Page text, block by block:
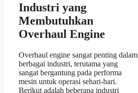
Industri yang
Membutuhkan
Overhaul Engine
Overhaul engine sangat penting dalam
berbagai industri, terutama yang
sangat bergantung pada performa
mesin untuk operasi sehari-hari.
Berikut adalah beberapa industri